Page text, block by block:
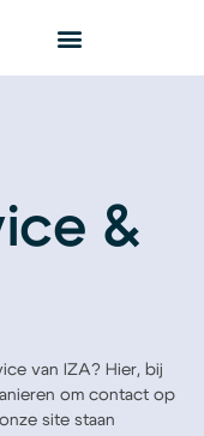
&
van IZA? Hier, bij
om contact op
site staan